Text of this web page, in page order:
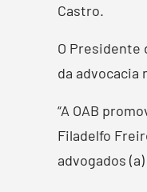
Castro.
O Presidente
da
“A OAB
Filadelfo
advogados